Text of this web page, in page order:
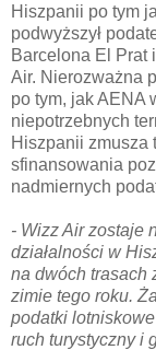
Hiszpanii po tym
podwyższył
Barcelona El Prat
Air. Nierozważna
po tym, jak AENA
niepotrzebnych
Hiszpanii zmusza
sfinansowania
nadmiernych
- Wizz Air zostaje
działalności w
na dwóch trasach
zimie tego roku.
podatki
ruch turystyczny i